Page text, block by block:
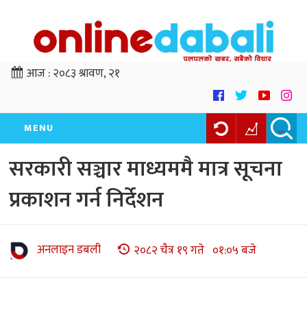
आज :२०८३ श्रावण, २१
MENU
सरकारी सञ्चार माध्यममै मात्र सूचना
प्रकाशन गर्न निर्देशन
अनलाइन डबली २०८२ चैत्र १९ गते ०१:०५ बजे